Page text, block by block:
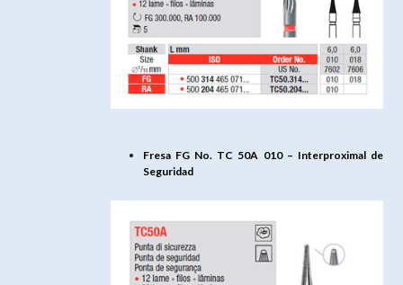
Fresa FG No. TC 50A 010 – Interproximal de
Seguridad